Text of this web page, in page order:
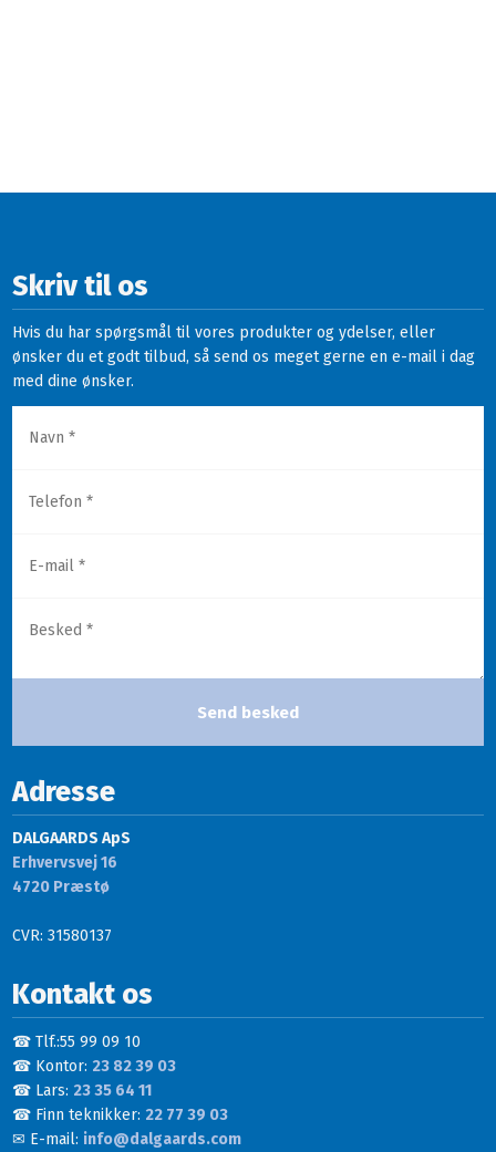
Skriv til os
Hvis du har spørgsmål til vores produkter og ydelser, eller
ønsker du et godt tilbud, så send os meget gerne en e-mail i dag
med dine ønsker.
Adresse
DALGAARDS ApS
Erhvervsvej 16
​4720 Præstø
CVR: 31580137
Kontakt os
☎ Tlf.:55 99 09 10
☎ Kontor: 23 82 39 03
☎ Lars: 23 35 64 11
☎ Finn teknikker: 22 77 39 03
✉ E-mail: info@dalgaards.com